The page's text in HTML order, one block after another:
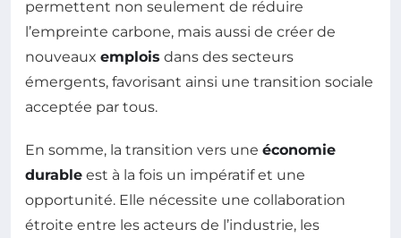
permettent non seulement de réduire
l’empreinte carbone, mais aussi de créer de
nouveaux emplois dans des secteurs
émergents, favorisant ainsi une transition sociale
acceptée par tous.
En somme, la transition vers une économie
durable est à la fois un impératif et une
opportunité. Elle nécessite une collaboration
étroite entre les acteurs de l’industrie, les